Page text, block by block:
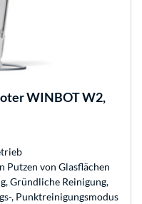
WINBOT W2,
Putzen von Glasflächen
Gründliche Reinigung,
, Punktreinigungsmodus